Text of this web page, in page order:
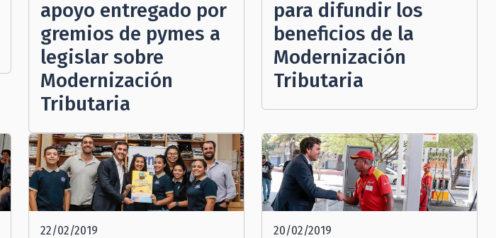
apoyo entregado por
gremios de pymes a
legislar sobre
Modernización
Tributaria
para difundir los
beneficios de la
Modernización
Tributaria
22/02/2019 20/02/2019